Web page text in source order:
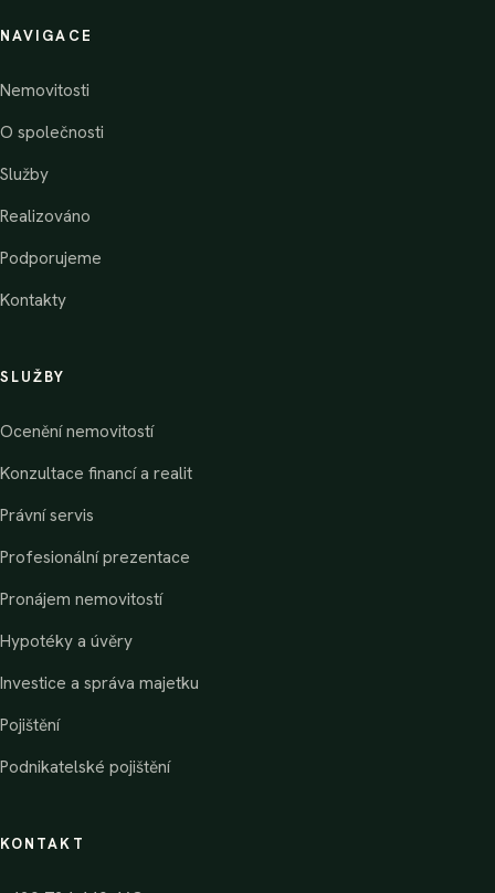
NAVIGACE
Nemovitosti
O společnosti
Služby
Realizováno
Podporujeme
Kontakty
SLUŽBY
Ocenění nemovitostí
Konzultace financí a realit
Právní servis
Profesionální prezentace
Pronájem nemovitostí
Hypotéky a úvěry
Investice a správa majetku
Pojištění
Podnikatelské pojištění
KONTAKT